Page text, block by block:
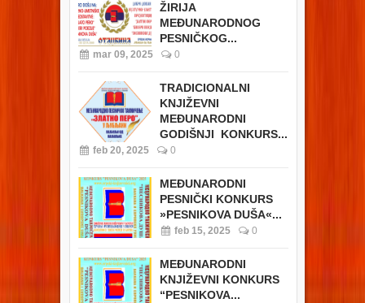
ŽIRIJA
MEĐUNARODNOG
PESNIČKOG...
mar 09, 2025 0
TRADICIONALNI
KNJIŽEVNI
MEĐUNARODNI
GODIŠNJI KONKURS...
feb 20, 2025 0
MEĐUNARODNI
PESNIČKI KONKURS
»PESNIKOVA DUŠA«...
feb 15, 2025 0
MEĐUNARODNI
KNJIŽEVNI KONKURS
“PESNIKOVA...